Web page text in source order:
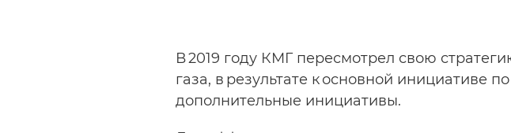
В 2019 году КМГ пересмотрел свою
газа, в результате к основной инициативе
дополнительные инициативы.